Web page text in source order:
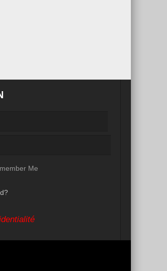
Me